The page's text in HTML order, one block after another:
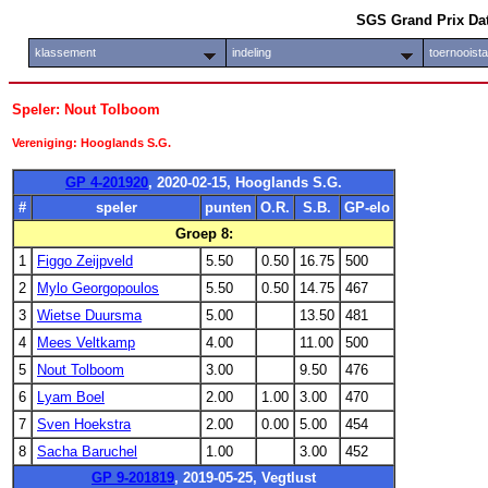
SGS Grand Prix
klassement indeling
Speler: Nout Tolboom
Vereniging: Hooglands S.G.
GP 4-201920, 2020-02-15, Hooglands S.G.
#
speler punten O.R. S.B.
GP-elo
Groep 8:
1
Figgo Zeijpveld 5.50 0.50 16.75
500
2
Mylo Georgopoulos 5.50 0.50 14.75
467
3
Wietse Duursma 5.00 13.50
481
4
Mees Veltkamp 4.00 11.00
500
5
Nout Tolboom 3.00 9.50
476
6
Lyam Boel 2.00 1.00 3.00
470
7
Sven Hoekstra 2.00 0.00 5.00
454
8
Sacha Baruchel 1.00 3.00
452
GP 9-201819, 2019-05-25, Vegtlust